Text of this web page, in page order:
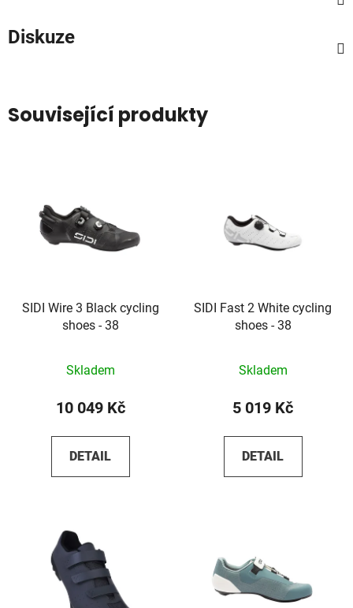
Diskuze
Související produkty
SIDI Wire 3 Black cycling
shoes - 38
Skladem
10 049 Kč
DETAIL
SIDI Fast 2 White cycling
shoes - 38
Skladem
5 019 Kč
DETAIL